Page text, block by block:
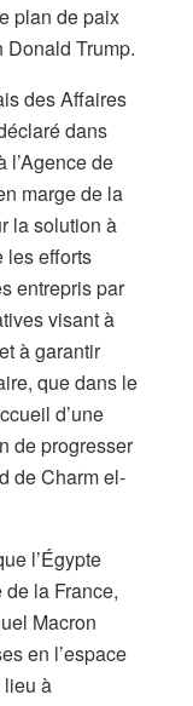
plan de paix
Trump.
des Affaires
dans
l’Agence de
marge de la
la solution à
les efforts
entrepris par
visant à
à garantir
que dans le
d’une
de progresser
de Charm el-
l’Égypte
la France,
Macron
en l’espace
lieu à